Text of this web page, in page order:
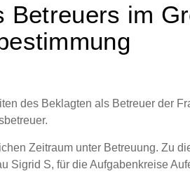
im
des Beklagten als Betreuer der
Zeitraum unter Betreuung. Zu
Sigrid S, für die Aufgabenkreise